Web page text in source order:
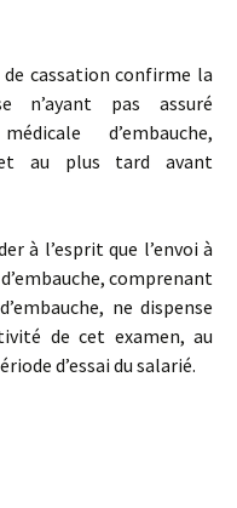
cassation confirme la
n’ayant pas assuré
d’embauche,
et au plus tard avant
à l’esprit que l’envoi à
comprenant
ne dispense
de cet examen, au
d’essai du salarié.